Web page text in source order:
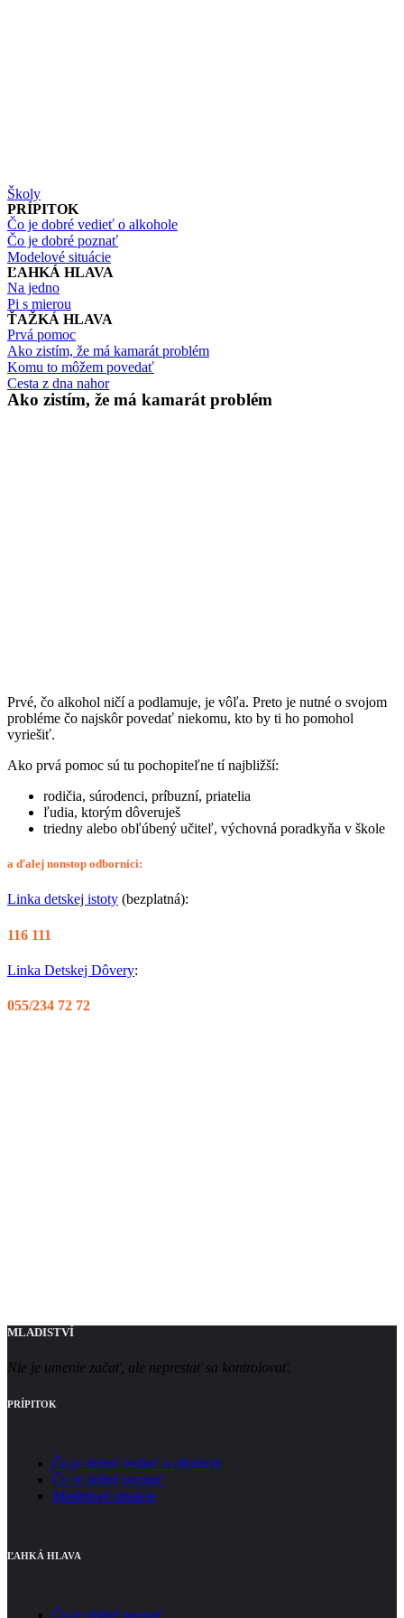
Školy
PRÍPITOK
Čo je dobré vedieť o alkohole
Čo je dobré poznať
Modelové situácie
ĽAHKÁ HLAVA
Na jedno
Pi s mierou
ŤAŽKÁ HLAVA
Prvá pomoc
Ako zistím, že má kamarát problém
Komu to môžem povedať
Cesta z dna nahor
Ako zistím, že má kamarát problém
Prvé, čo alkohol ničí a podlamuje, je vôľa. Preto je nutné o svojom
probléme čo najskôr povedať niekomu, kto by ti ho pomohol
vyriešiť.
Ako prvá pomoc sú tu pochopiteľne tí najbližší:
rodičia, súrodenci, príbuzní, priatelia
ľudia, ktorým dôveruješ
triedny alebo obľúbený učiteľ, výchovná poradkyňa v škole
a ďalej nonstop odborníci:
Linka detskej istoty (bezplatná):
116 111
Linka Detskej Dôvery:
055/234 72 72
MLADISTVÍ
Nie je umenie začať, ale neprestať sa kontrolovať.
PRÍPITOK
Čo je dobré vedieť o alkohole
Čo je dobré poznať
Modelové situácie
ĽAHKÁ HLAVA
Čo je dobré poznať